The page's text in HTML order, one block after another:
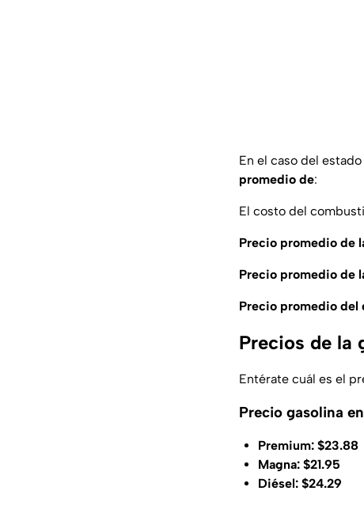
En el caso del
promedio de:
El costo del
Precio promedio de
Precio promedio de
Precio promedio del
Precios de la
Entérate cuál es el
Precio gasolina
Premium: $23.88
Magna: $21.95
Diésel: $24.29